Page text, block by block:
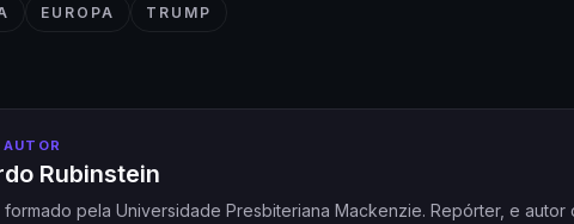
EUROPA TRUMP
Rubinstein
formado pela Universidade Presbiteriana Mackenzie. Repórter, e autor